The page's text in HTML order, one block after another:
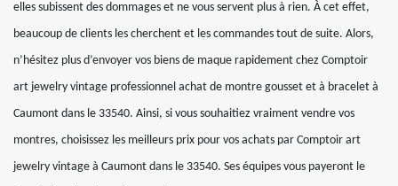
elles subissent des dommages et ne vous servent plus à rien. À cet effet,
beaucoup de clients les cherchent et les commandes tout de suite. Alors,
n’hésitez plus d’envoyer vos biens de maque rapidement chez Comptoir
art jewelry vintage professionnel achat de montre gousset et à bracelet à
Caumont dans le 33540. Ainsi, si vous souhaitiez vraiment vendre vos
montres, choisissez les meilleurs prix pour vos achats par Comptoir art
jewelry vintage à Caumont dans le 33540. Ses équipes vous payeront le